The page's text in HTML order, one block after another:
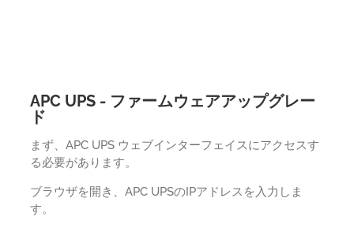
APC UPS - ファームウェアアップグレー
ド
まず、APC UPS ウェブインターフェイスにアクセスす
る必要があります。
ブラウザを開き、APC UPSのIPアドレスを入力しま
す。